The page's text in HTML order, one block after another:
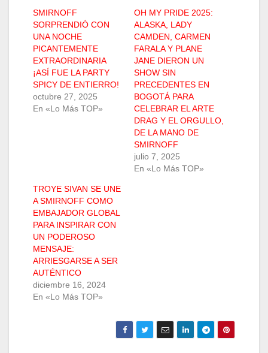
SMIRNOFF
SORPRENDIÓ CON
UNA NOCHE
PICANTEMENTE
EXTRAORDINARIA
¡ASÍ FUE LA PARTY
SPICY DE ENTIERRO!
octubre 27, 2025
En «Lo Más TOP»
OH MY PRIDE 2025:
ALASKA, LADY
CAMDEN, CARMEN
FARALA Y PLANE
JANE DIERON UN
SHOW SIN
PRECEDENTES EN
BOGOTÁ PARA
CELEBRAR EL ARTE
DRAG Y EL ORGULLO,
DE LA MANO DE
SMIRNOFF
julio 7, 2025
En «Lo Más TOP»
TROYE SIVAN SE UNE
A SMIRNOFF COMO
EMBAJADOR GLOBAL
PARA INSPIRAR CON
UN PODEROSO
MENSAJE:
ARRIESGARSE A SER
AUTÉNTICO
diciembre 16, 2024
En «Lo Más TOP»